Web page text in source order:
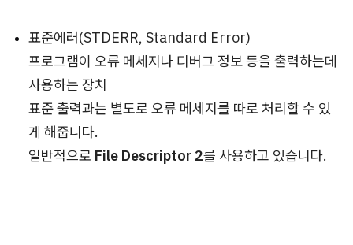
표준에러(STDERR, Standard Error)
프로그램이 오류 메세지나 디버그 정보 등을 출력하는데
사용하는 장치
표준 출력과는 별도로 오류 메세지를 따로 처리할 수 있
게 해줍니다.
일반적으로 File Descriptor 2를 사용하고 있습니다.